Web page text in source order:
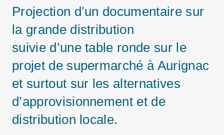
Projection d’un documentaire sur
la grande distribution
suivie d’une table ronde sur le
projet de supermarché à Aurignac
et surtout sur les alternatives
d’approvisionnement et de
distribution locale.